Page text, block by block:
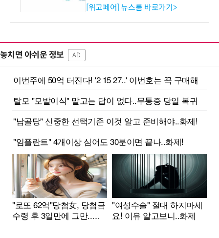
시엄 선정
[위고페어] 뉴스룸 바로가기>
놓치면 아쉬운 정보 AD